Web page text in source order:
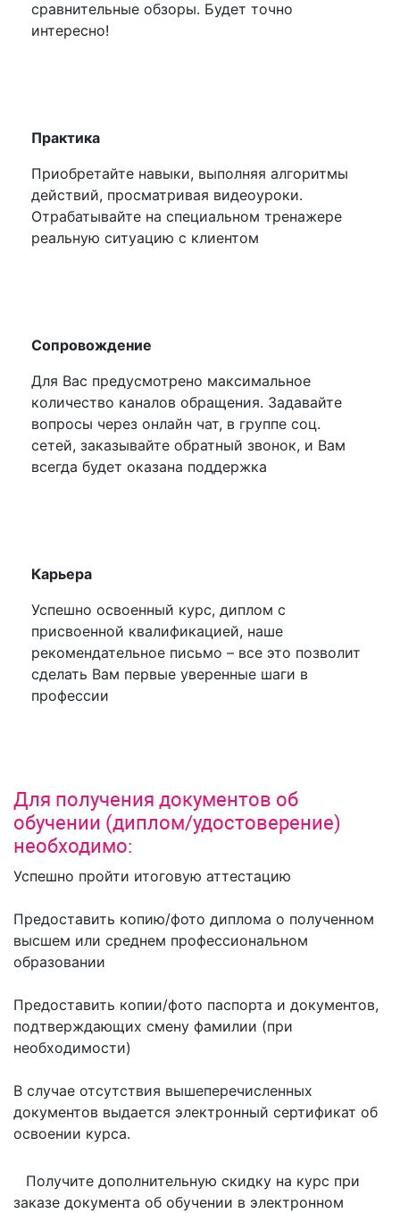
сравнительные обзоры. Будет точно
интересно!
Практика
Приобретайте навыки, выполняя алгоритмы
действий, просматривая видеоуроки.
Отрабатывайте на специальном тренажере
реальную ситуацию с клиентом
Сопровождение
Для Вас предусмотрено максимальное
количество каналов обращения. Задавайте
вопросы через онлайн чат, в группе соц.
сетей, заказывайте обратный звонок, и Вам
всегда будет оказана поддержка
Карьера
Успешно освоенный курс, диплом с
присвоенной квалификацией, наше
рекомендательное письмо – все это позволит
сделать Вам первые уверенные шаги в
профессии
Для получения документов об
обучении (диплом/удостоверение)
необходимо:
Успешно пройти итоговую аттестацию
Предоставить копию/фото диплома о полученном
высшем или среднем профессиональном
образовании
Предоставить копии/фото паспорта и документов,
подтверждающих смену фамилии (при
необходимости)
В случае отсутствия вышеперечисленных
документов выдается электронный сертификат об
освоении курса.
Получите дополнительную скидку на курс при
заказе документа об обучении в электронном